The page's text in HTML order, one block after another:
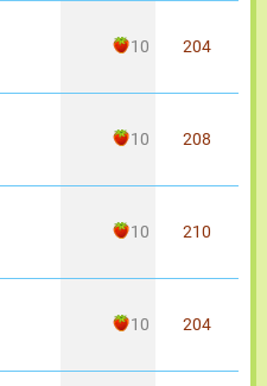
10 204
10 208
10 210
10 204